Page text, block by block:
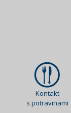
Kontakt
s potravinami